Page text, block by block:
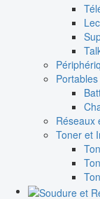
Réseaux
Toner et